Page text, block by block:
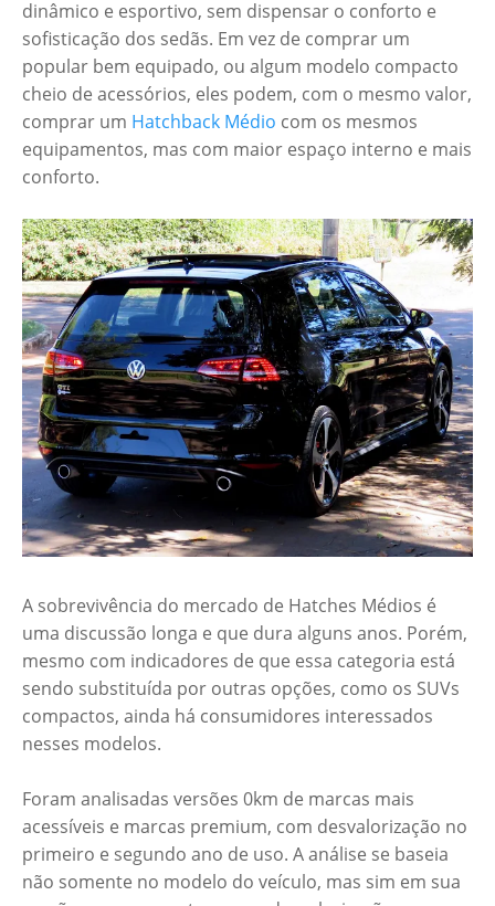
dinâmico e esportivo, sem dispensar o conforto e
sofisticação dos sedãs. Em vez de comprar um
popular bem equipado, ou algum modelo compacto
cheio de acessórios, eles podem, com o mesmo valor,
comprar um Hatchback Médio com os mesmos
equipamentos, mas com maior espaço interno e mais
conforto.
A sobrevivência do mercado de Hatches Médios é
uma discussão longa e que dura alguns anos. Porém,
mesmo com indicadores de que essa categoria está
sendo substituída por outras opções, como os SUVs
compactos, ainda há consumidores interessados
nesses modelos.
Foram analisadas versões 0km de marcas mais
acessíveis e marcas premium, com desvalorização no
primeiro e segundo ano de uso. A análise se baseia
não somente no modelo do veículo, mas sim em sua